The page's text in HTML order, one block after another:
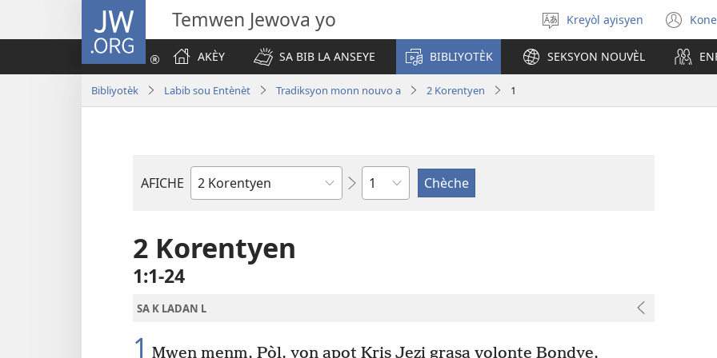
JW.ORG Temwen Jewova yo
Chwazi
lang
nan
Kreyòl ayisyen
AKÈY
SA BIB LA ANSEYE BIBLIYOTÈK SEKSYON NOUVÈL
Bibliyotèk Labib sou Entènèt Tradiksyon monn nouvo a 2 Korentyen 1
AFICHE
Liv
chapit
2 Korentyen
1​:​1-24
SA K LADAN L
1 Mwen menm, Pòl, yon apot Kris Jezi grasa volonte Bondye,